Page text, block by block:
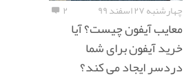
چهارشنبه ۲۷ اسفند ۹۹ ۲
معایب آیفون چیست؟ آیا
خرید آیفون برای شما
دردسر ایجاد می کند؟